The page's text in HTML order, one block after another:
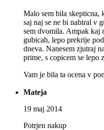
Malo sem bila skepticna,
saj naj se ne bi nabiral v
sem dvomila. Ampak kaj
gubicah, lepo prekrije
dneva. Nanesem zjutraj
prime, s copicem se lepo
Vam je bila ta ocena v
Mateja
19 maj 2014
Potrjen nakup